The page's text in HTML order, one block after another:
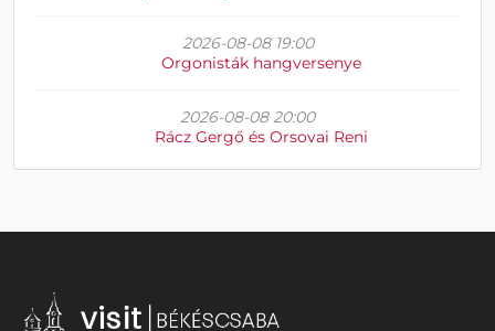
2026-08-08 19:00
Orgonisták hangversenye
2026-08-08 20:00
Rácz Gergő és Orsovai Reni